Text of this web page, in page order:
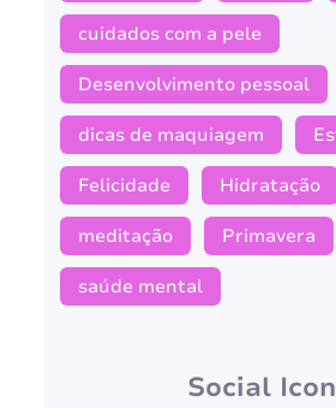
cuidados com a pele
Desenvolvimento pessoal
dicas de maquiagem
Felicidade Hidratação
meditação Primavera
saúde mental
Social